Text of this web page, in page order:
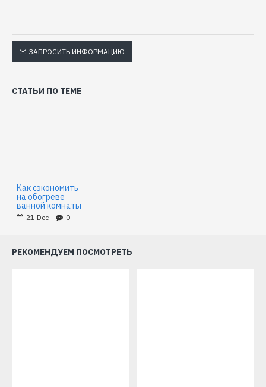
ЗАПРОСИТЬ ИНФОРМАЦИЮ
СТАТЬИ ПО ТЕМЕ
Как сэкономить
на обогреве
ванной комнаты
21 Dec 0
РЕКОМЕНДУЕМ ПОСМОТРЕТЬ